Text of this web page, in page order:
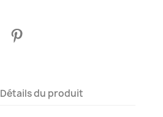
Détails du produit